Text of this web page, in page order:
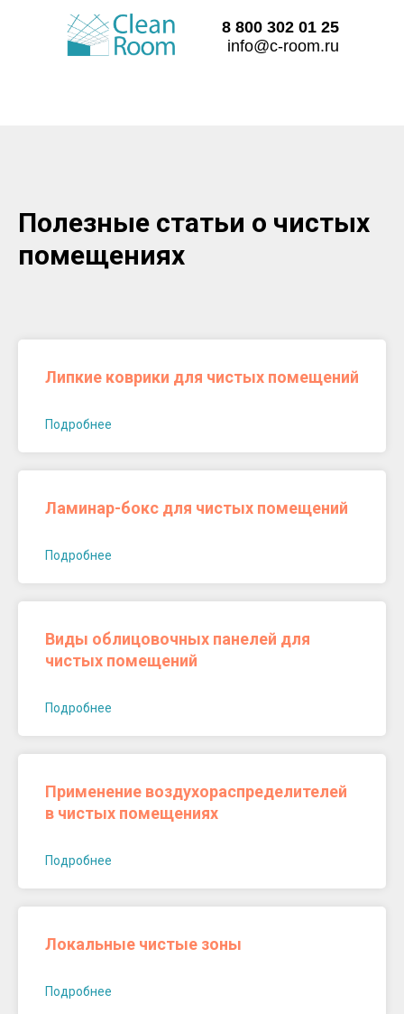
8 800 302 01 25
info@c-room.ru
Полезные статьи о чистых
помещениях
Липкие коврики для чистых помещений
Подробнее
Ламинар-бокс для чистых помещений
Подробнее
Виды облицовочных панелей для
чистых помещений
Подробнее
Применение воздухораспределителей
в чистых помещениях
Подробнее
Локальные чистые зоны
Подробнее